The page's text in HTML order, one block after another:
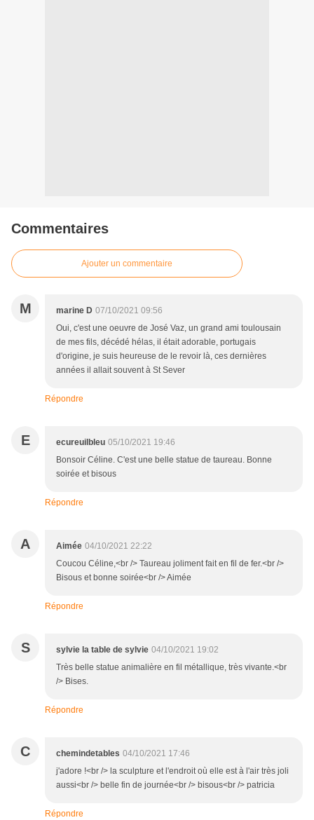
Commentaires
Ajouter un commentaire
M marine D 07/10/2021 09:56
Oui, c'est une oeuvre de José Vaz, un grand ami toulousain
de mes fils, décédé hélas, il était adorable, portugais
d'origine, je suis heureuse de le revoir là, ces dernières
années il allait souvent à St Sever
Répondre
E ecureuilbleu 05/10/2021 19:46
Bonsoir Céline. C'est une belle statue de taureau. Bonne
soirée et bisous
Répondre
A Aimée 04/10/2021 22:22
Coucou Céline,<br /> Taureau joliment fait en fil de fer.<br />
Bisous et bonne soirée<br /> Aimée
Répondre
S sylvie la table de sylvie 04/10/2021 19:02
Très belle statue animalière en fil métallique, très vivante.<br
/> Bises.
Répondre
C chemindetables 04/10/2021 17:46
j'adore !<br /> la sculpture et l'endroit où elle est à l'air très joli
aussi<br /> belle fin de journée<br /> bisous<br /> patricia
Répondre